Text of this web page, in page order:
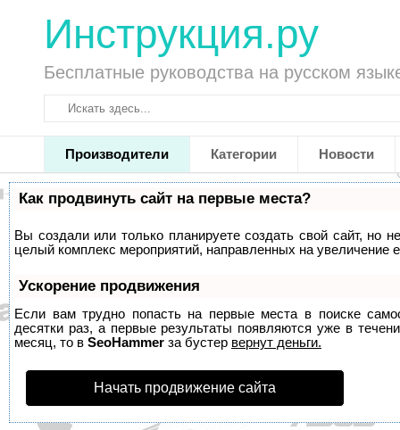
Инструкция.ру
Бесплатные руководства на русском
Производители Категории Новости
Как продвинуть сайт на первые места?
Вы создали или только планируете создать свой сайт, но
целый комплекс мероприятий, направленных на увеличение
Ускорение продвижения
Если вам трудно попасть на первые места в поиске
десятки раз, а первые результаты появляются уже в
месяц, то в SeoHammer за бустер вернут деньги.
Начать продвижение сайта